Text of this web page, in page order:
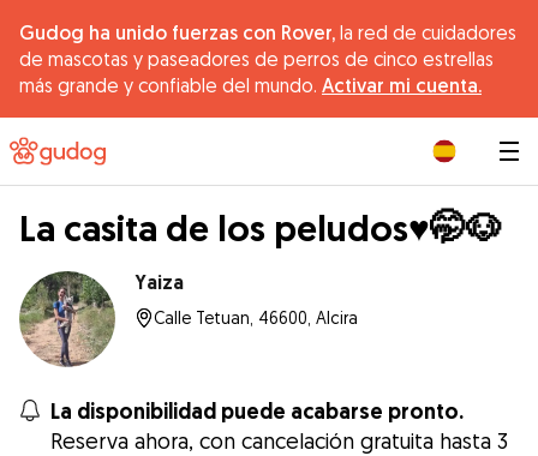
Gudog ha unido fuerzas con Rover, la red de cuidadores
de mascotas y paseadores de perros de cinco estrellas
más grande y confiable del mundo. Activar mi cuenta.
La casita de los peludos♥️🤭🐶
Yaiza
Calle Tetuan, 46600, Alcira
La disponibilidad puede acabarse pronto.
Reserva ahora, con cancelación gratuita hasta 3